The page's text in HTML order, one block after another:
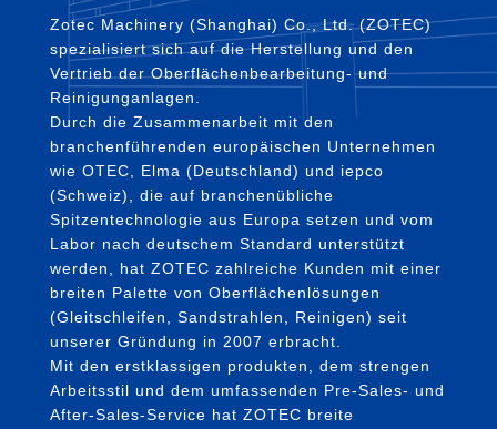
Zotec Machinery (Shanghai) Co., Ltd. (ZOTEC)
spezialisiert sich auf die Herstellung und den
Vertrieb der Oberflächenbearbeitung- und
Reinigunganlagen.
Durch die Zusammenarbeit mit den
branchenführenden europäischen Unternehmen
wie OTEC, Elma (Deutschland) und iepco
(Schweiz), die auf branchenübliche
Spitzentechnologie aus Europa setzen und vom
Labor nach deutschem Standard unterstützt
werden, hat ZOTEC zahlreiche Kunden mit einer
breiten Palette von Oberflächenlösungen
(Gleitschleifen, Sandstrahlen, Reinigen) seit
unserer Gründung in 2007 erbracht.
Mit den erstklassigen produkten, dem strengen
Arbeitsstil und dem umfassenden Pre-Sales- und
After-Sales-Service hat ZOTEC breite